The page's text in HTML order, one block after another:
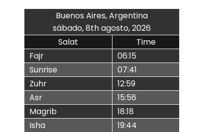
Buenos Aires, Argentina
sábado, 8th agosto, 2026
Salat
Time
Fajr
06:15
Sunrise
07:41
Zuhr
12:59
Asr
15:56
Magrib
18:18
Isha
19:44